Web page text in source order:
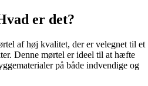
er det?
af høj kvalitet, der er velegnet til et
Denne mørtel er ideel til at hæfte
på både indvendige og